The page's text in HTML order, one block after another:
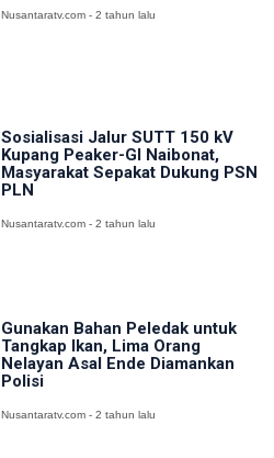
Nusantaratv.com - 2 tahun lalu
Sosialisasi Jalur SUTT 150 kV
Kupang Peaker-GI Naibonat,
Masyarakat Sepakat Dukung PSN
PLN
Nusantaratv.com - 2 tahun lalu
Gunakan Bahan Peledak untuk
Tangkap Ikan, Lima Orang
Nelayan Asal Ende Diamankan
Polisi
Nusantaratv.com - 2 tahun lalu